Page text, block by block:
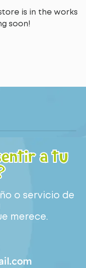
is in the works
soon!
a tu
o servicio de
merece.